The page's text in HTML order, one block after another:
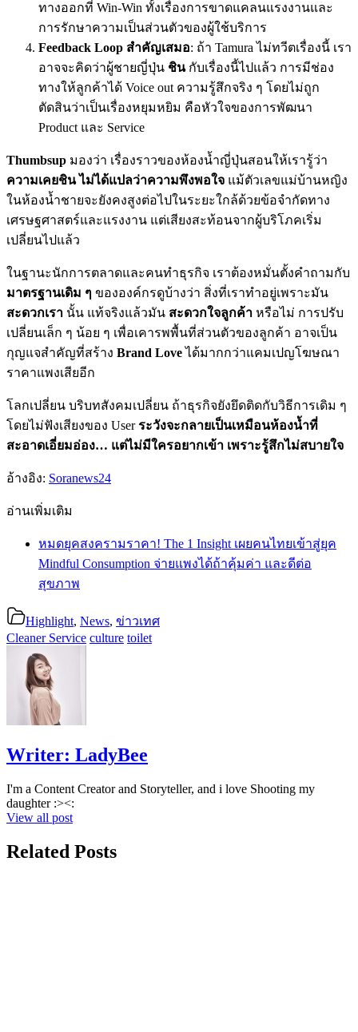
ทางออกที่ Win-Win ทั้งเรื่องการขาดแคลนแรงงานและ
การรักษาความเป็นส่วนตัวของผู้ใช้บริการ
Feedback Loop สำคัญเสมอ: ถ้า Tamura ไม่ทวีตเรื่องนี้ เรา
อาจจะคิดว่าผู้ชายญี่ปุ่น ชินกับเรื่องนี้ไปแล้ว การมีช่อง
ทางให้ลูกค้าได้ Voice out ความรู้สึกจริง ๆ โดยไม่ถูก
ตัดสินว่าเป็นเรื่องหยุมหยิม คือหัวใจของการพัฒนา
Product และ Service
Thumbsup มองว่า เรื่องราวของห้องน้ำญี่ปุ่นสอนให้เรารู้ว่า
ความเคยชิน ไม่ได้แปลว่าความพึงพอใจ แม้ตัวเลขแม่บ้านหญิง
ในห้องน้ำชายจะยังคงสูงต่อไปในระยะใกล้ด้วยข้อจำกัดทาง
เศรษฐศาสตร์และแรงงาน แต่เสียงสะท้อนจากผู้บริโภคเริ่ม
เปลี่ยนไปแล้ว
ในฐานะนักการตลาดและคนทำธุรกิจ เราต้องหมั่นตั้งคำถามกับ
มาตรฐานเดิม ๆ ขององค์กรดูบ้างว่า สิ่งที่เราทำอยู่เพราะมัน
สะดวกเรา นั้น แท้จริงแล้วมัน สะดวกใจลูกค้า หรือไม่ การปรับ
เปลี่ยนเล็ก ๆ น้อย ๆ เพื่อเคารพพื้นที่ส่วนตัวของลูกค้า อาจเป็น
กุญแจสำคัญที่สร้าง Brand Loveได้มากกว่าแคมเปญโฆษณา
ราคาแพงเสียอีก
โลกเปลี่ยน บริบทสังคมเปลี่ยน ถ้าธุรกิจยังยึดติดกับวิธีการเดิม ๆ
โดยไม่ฟังเสียงของ Userระวังจะกลายเป็นเหมือนห้องน้ำที่
สะอาดเอี่ยมอ่อง… แต่ไม่มีใครอยากเข้า เพราะรู้สึกไม่สบายใจ
อ้างอิง: Soranews24
อ่านเพิ่มเติม
หมดยุคสงครามราคา! The 1 Insight เผยคนไทยเข้าสู่ยุค
Mindful Consumption จ่ายแพงได้ถ้าคุ้มค่า และดีต่อ
สุขภาพ
Highlight, News, ข่าวเทศ
Cleaner Service culture toilet
Writer: LadyBee
I'm a Content Creator and Storyteller, and i love Shooting my
daughter :><:
View all post
Related Posts